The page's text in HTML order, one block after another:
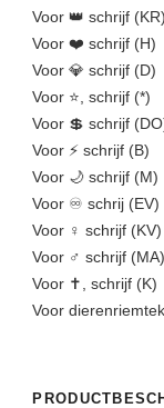
Voor 👑 schrijf (KR)
Voor ❤️ schrijf (H)
Voor 💎 schrijf (D)
Voor ⭐, schrijf (*)
Voor 💲 schrijf
Voor ⚡ schrijf (B)
Voor 🌙 schrijf (M)
Voor ♾️ schrij (EV)
Voor ♀️ schrijf (KV)
Voor ♂️️ schrijf (MA)
Voor ✝, schrijf (K)
Voor